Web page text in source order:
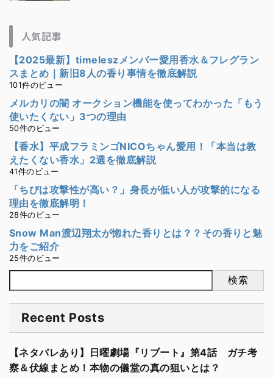
人気記事
【2025最新】timeleszメンバー愛用香水＆フレグラン
スまとめ｜新旧8人の香り事情を徹底解説
101件のビュー
メルカリの闇 オークション機能を使ってわかった「もう
使いたくない」3つの理由
50件のビュー
【香水】平成フラミンゴNICOちゃん愛用！「本当は教
えたくない香水」2選を徹底解説
41件のビュー
「ちびは攻撃性が高い？」身長が低い人が攻撃的になる
理由を徹底解明！
28件のビュー
Snow Man渡辺翔太が惚れた香りとは？？その香りと魅
力をご紹介
25件のビュー
検索
Recent Posts
【ネタバレあり】日曜劇場『リブート』第4話 ガチ考
察＆伏線まとめ！本物の儀堂の真の狙いとは？